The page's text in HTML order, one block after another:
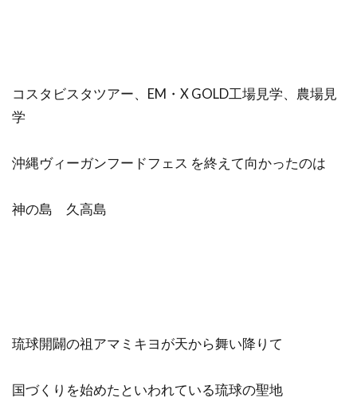
コスタビスタツアー、EM・X GOLD工場見学、農場見
学
沖縄ヴィーガンフードフェス を終えて向かったのは
神の島 久高島
琉球開闢の祖アマミキヨが天から舞い降りて
国づくりを始めたといわれている琉球の聖地